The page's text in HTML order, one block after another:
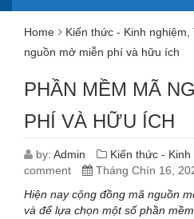
Home Kiến thức - Kinh nghiệm
nguồn mở miễn phí và hữu ích
PHẦN MỀM MÃ
PHÍ VÀ HỮU ÍCH
by: Admin Kiến thức - Kinh
comment
Tháng Chín 16,
Hiện nay cộng đồng mã nguồn
và để lựa chọn một số phần